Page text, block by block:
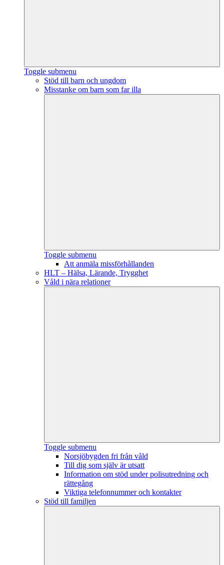
Toggle submenu
Stöd till barn och ungdom
Misstanke om barn som far illa
Toggle submenu
Att anmäla missförhållanden
HLT – Hälsa, Lärande, Trygghet
Våld i nära relationer
Toggle submenu
Norsjöbygden fri från våld
Till dig som själv är utsatt
Information om stöd under polisutredning och
rättegång
Viktiga telefonnummer och kontakter
Stöd till familjen